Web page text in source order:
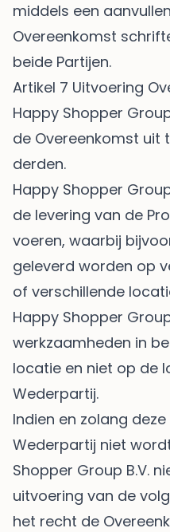
middels een
Overeenkomst
beide Partijen.
Artikel 7 Uitvoering
Happy Shopper
de Overeenkomst uit
derden.
Happy Shopper
de levering van de
voeren, waarbij
geleverd worden op
of verschillende
Happy Shopper
werkzaamheden in
locatie en niet op de
Wederpartij.
Indien en zolang
Wederpartij niet
Shopper Group B.V.
uitvoering van de
het recht de